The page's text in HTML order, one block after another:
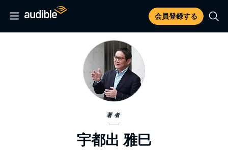
会員登録する
著者
宇都出 雅巳